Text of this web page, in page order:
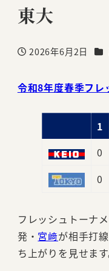
東大
投稿日
2026年6月2日 カ
令和8年度春季フレ
1
0
0
フレッシュトーナ
発・ 宮﨑が相手打
ち上がりを見せます